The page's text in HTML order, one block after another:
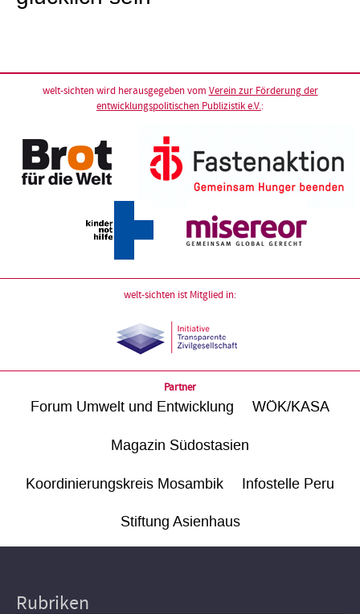
welt-sichten wird herausgegeben vom Verein zur Förderung der
entwicklungspolitischen Publizistik e.V.:
welt-sichten ist Mitglied in:
Partner
Forum Umwelt und Entwicklung WÖK/KASA
Magazin Südostasien
Koordinierungskreis Mosambik Infostelle Peru
Stiftung Asienhaus
Hauptnavigation
Rubriken